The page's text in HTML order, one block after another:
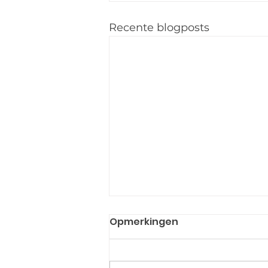
Recente blogposts
Opmerkingen